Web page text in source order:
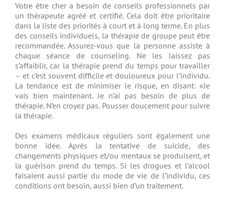
Votre être cher a besoin de conseils professionnels par
un thérapeute agréé et certifié. Cela doit être prioritaire
dans la liste des priorités à court et à long terme. En plus
des conseils individuels, la thérapie de groupe peut être
recommandée. Assurez-vous que la personne assiste à
chaque séance de counseling. Ne les laissez pas
s’affaiblir, car la thérapie prend du temps pour travailler
– et c’est souvent difficile et douloureux pour l’individu.
La tendance est de minimiser le risque, en disant: «Je
vais bien maintenant. Je n’ai pas besoin de plus de
thérapie. N’en croyez pas. Pousser doucement pour suivre
la thérapie.
Des examens médicaux réguliers sont également une
bonne idée. Après la tentative de suicide, des
changements physiques et/ou mentaux se produisent, et
la guérison prend du temps. Si les drogues et l’alcool
faisaient aussi partie du mode de vie de l’individu, ces
conditions ont besoin, aussi bien d’un traitement.